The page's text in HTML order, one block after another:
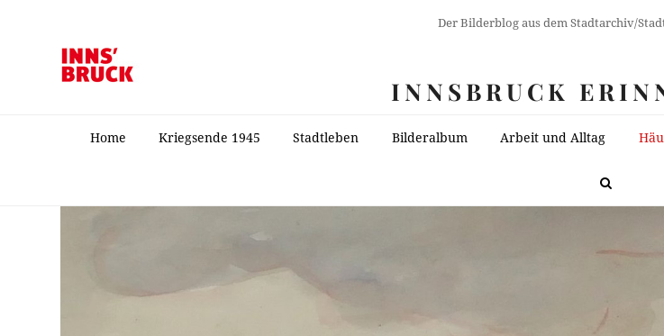
Der Bilderblog aus dem Stadtarchiv/
INNSBRUCK
Home Kriegsende 1945 Stadtleben Bilderalbum Arbeit und Alltag